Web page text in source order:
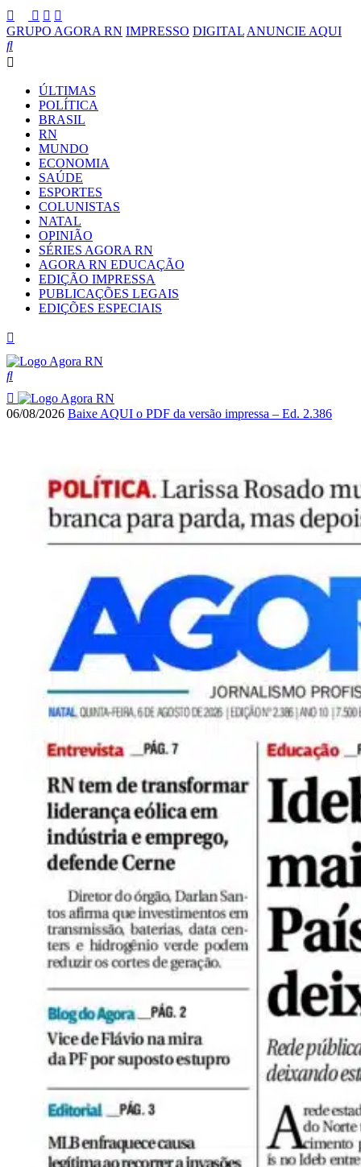
GRUPO AGORA RN IMPRESSO DIGITAL ANUNCIE AQUI
ÚLTIMAS
POLÍTICA
BRASIL
RN
MUNDO
ECONOMIA
SAÚDE
ESPORTES
COLUNISTAS
NATAL
OPINIÃO
SÉRIES AGORA RN
AGORA RN EDUCAÇÃO
EDIÇÃO IMPRESSA
PUBLICAÇÕES LEGAIS
EDIÇÕES ESPECIAIS
06/08/2026 Baixe AQUI o PDF da versão impressa – Ed. 2.386